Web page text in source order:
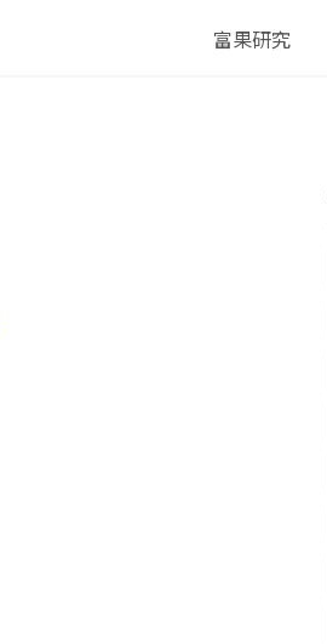
富果研究